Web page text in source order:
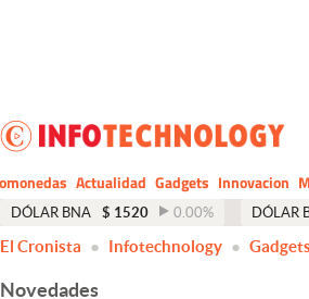
Dólar
Economía y Política
Finanzas y Mercados
Mercados Online
Actualidad Gadgets Innovacion
DÓLAR BNA $ 1520 0.00% DÓLAR
El Cronista Infotechnology Gadgets
Novedades